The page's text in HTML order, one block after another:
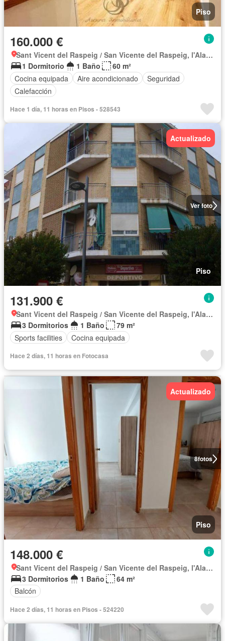
Piso
160.000 €
Sant Vicent del Raspeig / San Vicente del Raspeig, l'Alacantí
1 Dormitorio
1 Baño
60 m²
Cocina equipada
Aire acondicionado
Seguridad
Calefacción
Hace 1 día, 11 horas en Pisos - 528543
Ver foto
Actualizado
Piso
131.900 €
Sant Vicent del Raspeig / San Vicente del Raspeig, l'Alacantí
3 Dormitorios
1 Baño
79 m²
Sports facilities
Cocina equipada
Hace 2 días, 11 horas en Fotocasa
8fotos
Actualizado
Piso
148.000 €
Sant Vicent del Raspeig / San Vicente del Raspeig, l'Alacantí
3 Dormitorios
1 Baño
64 m²
Balcón
Hace 2 días, 11 horas en Pisos - 524220